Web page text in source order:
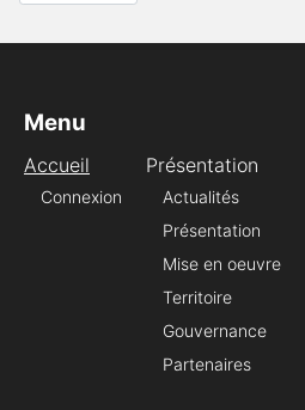
Menu
Accueil
Connexion
Présentation
Actualités
Présentation
Mise en oeuvre
Territoire
Gouvernance
Partenaires